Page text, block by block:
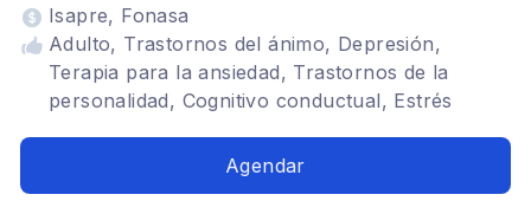
Isapre, Fonasa
Adulto, Trastornos del ánimo, Depresión,
Terapia para la ansiedad, Trastornos de la
personalidad, Cognitivo conductual, Estrés
Agendar